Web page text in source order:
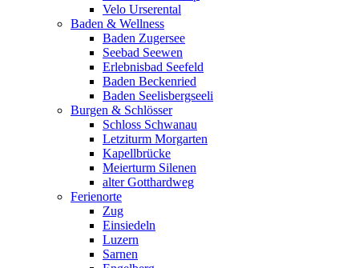
Velo Urserental
Baden & Wellness
Baden Zugersee
Seebad Seewen
Erlebnisbad Seefeld
Baden Beckenried
Baden Seelisbergseeli
Burgen & Schlösser
Schloss Schwanau
Letziturm Morgarten
Kapellbrücke
Meierturm Silenen
alter Gotthardweg
Ferienorte
Zug
Einsiedeln
Luzern
Sarnen